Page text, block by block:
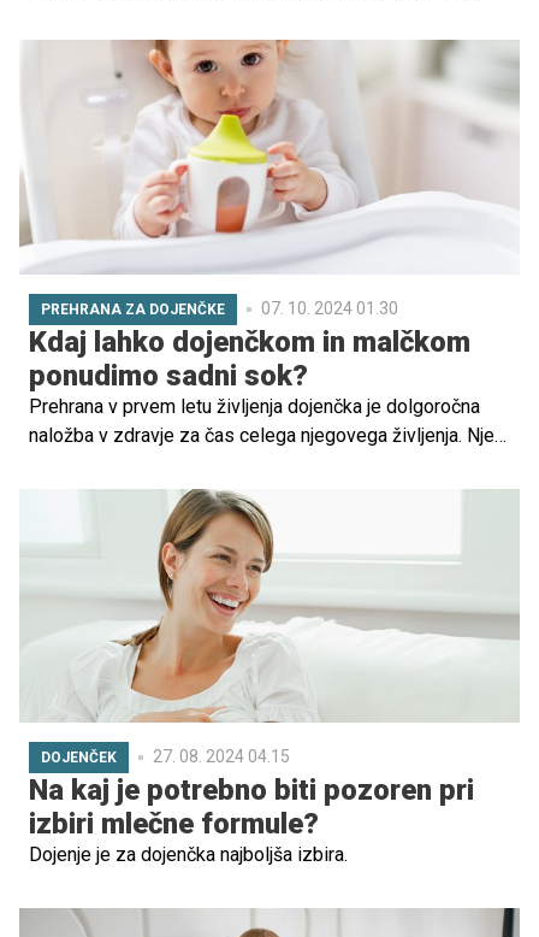
(AAP) je to obdobje ključno za oblikovanje možganskih
funkcij, sposobnosti učenja in čustvenega razvoja.
PREHRANA ZA DOJENČKE 07. 10. 2024 01.30
Kdaj lahko dojenčkom in malčkom
ponudimo sadni sok?
Prehrana v prvem letu življenja dojenčka je dolgoročna
naložba v zdravje za čas celega njegovega življenja. Njen
programiranja oziroma vtisa seže celo v odraslo dobo in
dobo, ko bo naš dojenček starostnik. Dobra prehrana v
prvem delu življenja lahko zmanjša tveganje za razvoj
povišanega krvnega tlaka, sladkorne bolezni, prekomerne
telesne mase, presnovnih bolezni in bolezni srca ter
DOJENČEK 27. 08. 2024 04.15
Na kaj je potrebno biti pozoren pri
izbiri mlečne formule?
Dojenje je za dojenčka najboljša izbira.